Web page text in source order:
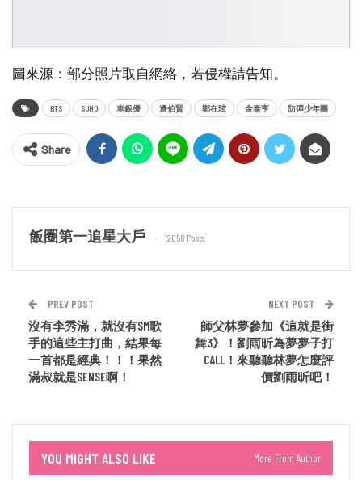
圖來源：部分照片取自網絡，若侵權請告知。
BTS SUHO 車銀優 邊伯賢 鄭在玹 金泰亨 防彈少年團
Share
飯圈第一追星大戶 12058 Posts
PREV POST
沒有李秀滿，就沒有SM歌
手的這些主打曲，結果每
一首都是經典！！！果然
滿叔就是SENSE啊！
NEXT POST
師父林夢參加《這就是街
舞3》！劉雨昕為夢夢子打
CALL！來聽聽林夢怎麼評
價劉雨昕吧！
YOU MIGHT ALSO LIKE More From Author